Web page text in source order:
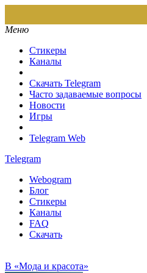
Меню
Стикеры
Каналы
Скачать Telegram
Часто задаваемые вопросы
Новости
Игры
Telegram Web
Telegram
Webogram
Блог
Стикеры
Каналы
FAQ
Скачать
В «Мода и красота»